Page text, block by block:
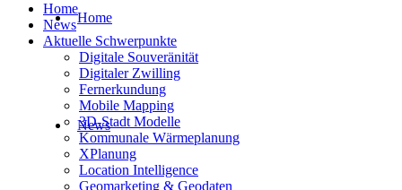
Home
News
Home
News
Aktuelle Schwerpunkte
Digitale Souveränität
Digitaler Zwilling
Fernerkundung
Mobile Mapping
3D-Stadt Modelle
Kommunale Wärmeplanung
XPlanung
Location Intelligence
Geomarketing & Geodaten